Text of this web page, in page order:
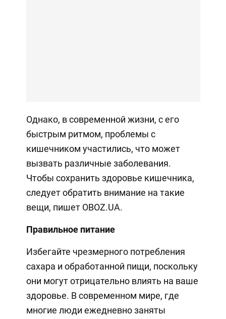
Однако, в современной жизни, с его
быстрым ритмом, проблемы с
кишечником участились, что может
вызвать различные заболевания.
Чтобы сохранить здоровье кишечника,
следует обратить внимание на такие
вещи, пишет OBOZ.UA.
Правильное питание
Избегайте чрезмерного потребления
сахара и обработанной пищи, поскольку
они могут отрицательно влиять на ваше
здоровье. В современном мире, где
многие люди ежедневно заняты